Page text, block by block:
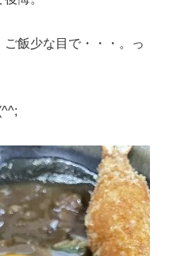
飯少な目で・・・。っ